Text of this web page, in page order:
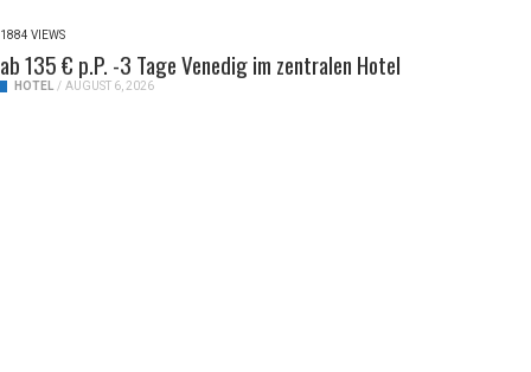
1884 VIEWS
ab 135 € p.P. -3 Tage Venedig im zentralen Hotel
HOTEL / AUGUST 6, 2026